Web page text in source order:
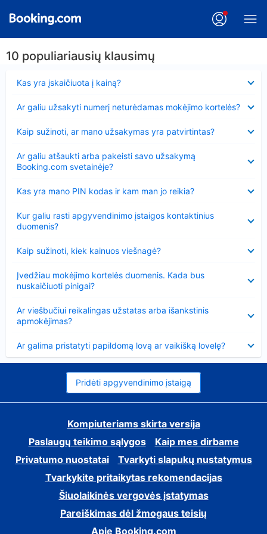
10 populiariausių klausimų
Kas yra įskaičiuota į kainą?
Ar galiu užsakyti numerį neturėdamas mokėjimo kortelės?
Kaip sužinoti, ar mano užsakymas yra patvirtintas?
Ar galiu atšaukti arba pakeisti savo užsakymą
Booking.com svetainėje?
Kas yra mano PIN kodas ir kam man jo reikia?
Kur galiu rasti apgyvendinimo įstaigos kontaktinius
duomenis?
Kaip sužinoti, kiek kainuos viešnagė?
Įvedžiau mokėjimo kortelės duomenis. Kada bus
nuskaičiuoti pinigai?
Ar viešbučiui reikalingas užstatas arba išankstinis
apmokėjimas?
Ar galima pristatyti papildomą lovą ar vaikišką lovelę?
Pridėti apgyvendinimo įstaigą
Kompiuteriams skirta versija
Paslaugų teikimo sąlygos
Kaip mes dirbame
Privatumo nuostatai
Tvarkyti slapukų nustatymus
Tvarkykite pritaikytas rekomendacijas
Šiuolaikinės vergovės įstatymas
Pareiškimas dėl žmogaus teisių
Apie Booking.com